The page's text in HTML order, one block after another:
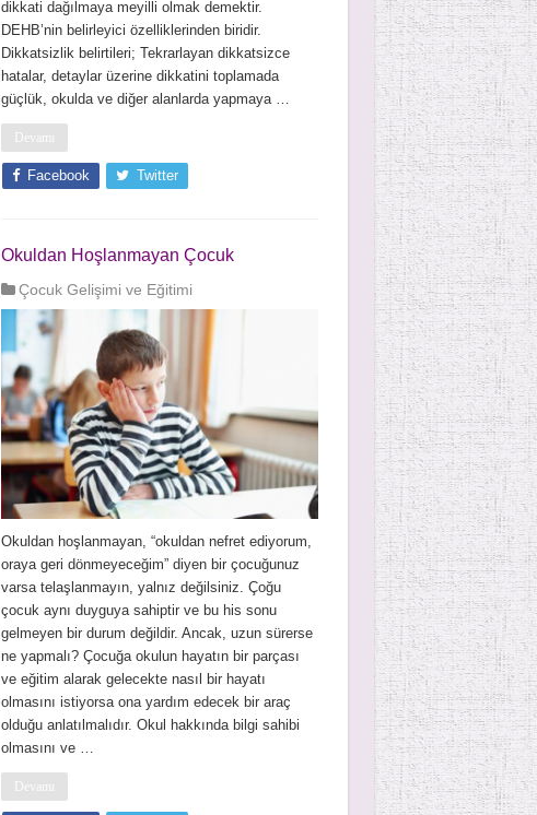
dikkati dağılmaya meyilli olmak demektir.
DEHB’nin belirleyici özelliklerinden biridir.
Dikkatsizlik belirtileri; Tekrarlayan dikkatsizce
hatalar, detaylar üzerine dikkatini toplamada
güçlük, okulda ve diğer alanlarda yapmaya …
Devamı
Facebook Twitter
Okuldan Hoşlanmayan Çocuk
Çocuk Gelişimi ve Eğitimi
Okuldan hoşlanmayan, “okuldan nefret ediyorum,
oraya geri dönmeyeceğim” diyen bir çocuğunuz
varsa telaşlanmayın, yalnız değilsiniz. Çoğu
çocuk aynı duyguya sahiptir ve bu his sonu
gelmeyen bir durum değildir. Ancak, uzun sürerse
ne yapmalı? Çocuğa okulun hayatın bir parçası
ve eğitim alarak gelecekte nasıl bir hayatı
olmasını istiyorsa ona yardım edecek bir araç
olduğu anlatılmalıdır. Okul hakkında bilgi sahibi
olmasını ve …
Devamı